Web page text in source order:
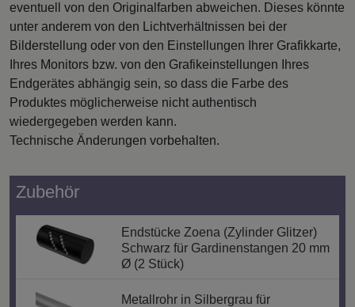
eventuell von den Originalfarben abweichen. Dieses könnte
unter anderem von den Lichtverhältnissen bei der
Bilderstellung oder von den Einstellungen Ihrer Grafikkarte,
Ihres Monitors bzw. von den Grafikeinstellungen Ihres
Endgerätes abhängig sein, so dass die Farbe des
Produktes möglicherweise nicht authentisch
wiedergegeben werden kann.
Technische Änderungen vorbehalten.
Zubehör
Endstücke Zoena (Zylinder Glitzer)
Schwarz für Gardinenstangen 20 mm
Ø (2 Stück)
Metallrohr in Silbergrau für